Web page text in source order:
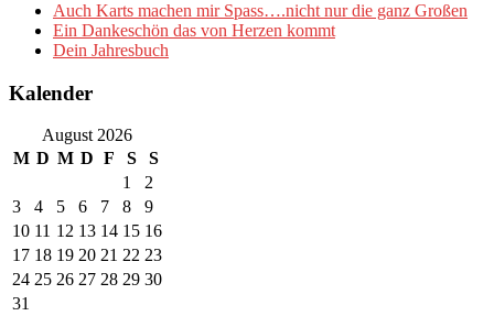
Auch Karts machen mir Spass….nicht nur die ganz Großen
Ein Dankeschön das von Herzen kommt
Dein Jahresbuch
Kalender
August 2026
M D M D F S
S
1
2
3
4 5 6 7 8
9
10 11 12 13 14 15 16
17 18 19 20 21 22 23
24 25 26 27 28 29 30
31